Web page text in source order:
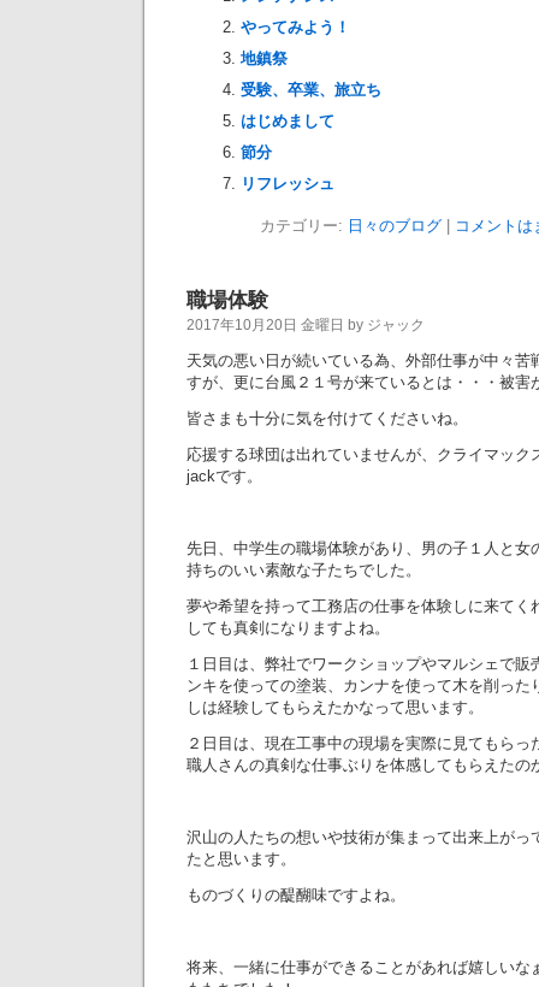
やってみよう！
地鎮祭
受験、卒業、旅立ち
はじめまして
節分
リフレッシュ
カテゴリー: 日々のブログ| コメントは
職場体験
2017年10月20日 金曜日 by ジャック
天気の悪い日が続いている為、外部仕事が中々苦
すが、更に台風２１号が来ているとは・・・被害
皆さまも十分に気を付けてくださいね。
応援する球団は出れていませんが、クライマック
jackです。
先日、中学生の職場体験があり、男の子１人と女
持ちのいい素敵な子たちでした。
夢や希望を持って工務店の仕事を体験しに来てく
しても真剣になりますよね。
１日目は、弊社でワークショップやマルシェで販
ンキを使っての塗装、カンナを使って木を削った
しは経験してもらえたかなって思います。
２日目は、現在工事中の現場を実際に見てもらっ
職人さんの真剣な仕事ぶりを体感してもらえたの
沢山の人たちの想いや技術が集まって出来上がっ
たと思います。
ものづくりの醍醐味ですよね。
将来、一緒に仕事ができることがあれば嬉しいな